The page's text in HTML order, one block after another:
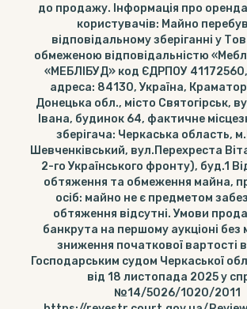
до продажу. Інформація про
користувачів: Майно
відповідальному зберіганні у
обмеженою відповідальністю
«МЕБЛІБУД» код ЄДРПОУ
адреса: 84130, Україна,
Донецька обл., місто Святогірськ,
Івана, будинок 64, фактичне
зберігача: Черкаська область,
Шевченківський, вул.Перехреста
2-го Українського фронту), буд.1
обтяження та обмеження майна,
осіб: майно не є предметом
обтяження відсутні. Умови
банкрута на першому аукціоні без
зниження початкової вартості
Господарським судом Черкаської
від 18 листопада 2025 у
№14/5026/1020/2011